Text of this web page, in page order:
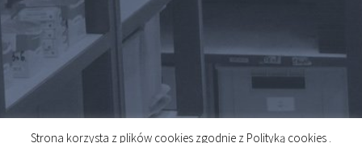
Strona korzysta z plików cookies zgodnie z Polityką cookies .